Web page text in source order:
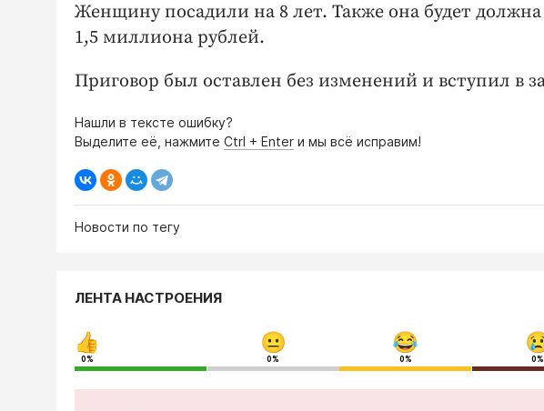
Женщину посадили на 8 лет. Также она будет
1,5 миллиона рублей.
Приговор был оставлен без изменений и вступил в
Нашли в тексте ошибку?
Выделите её, нажмите Ctrl + Enter и мы всё исправим!
Новости по тегу
ЛЕНТА НАСТРОЕНИЯ
0% 0% 0% 0%